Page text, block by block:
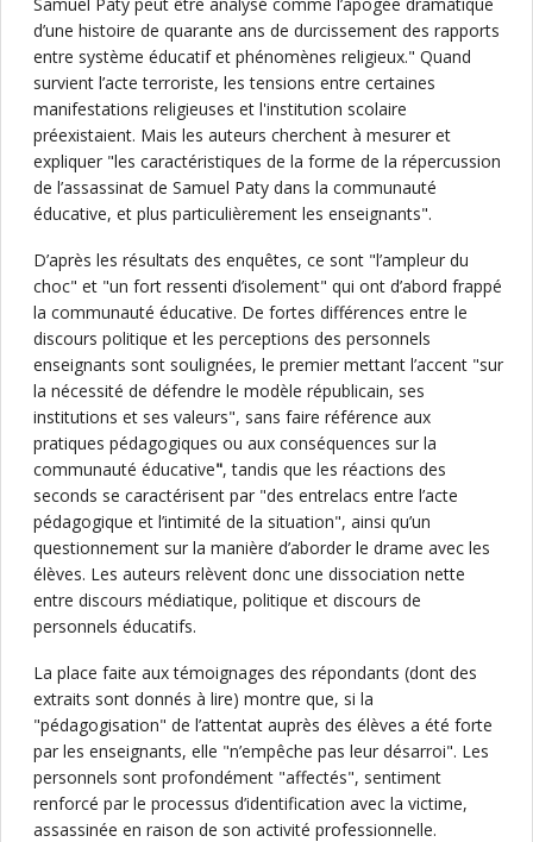
d’une histoire de quarante ans de durcissement des rapports
entre système éducatif et phénomènes religieux." Quand
survient l’acte terroriste, les tensions entre certaines
manifestations religieuses et l'institution scolaire
préexistaient. Mais les auteurs cherchent à mesurer et
expliquer "les caractéristiques de la forme de la répercussion
de l’assassinat de Samuel Paty dans la communauté
éducative, et plus particulièrement les enseignants".
D’après les résultats des enquêtes, ce sont "l’ampleur du
choc" et "un fort ressenti d’isolement" qui ont d’abord frappé
la communauté éducative. De fortes différences entre le
discours politique et les perceptions des personnels
enseignants sont soulignées, le premier mettant l’accent "sur
la nécessité de défendre le modèle républicain, ses
institutions et ses valeurs", sans faire référence aux
pratiques pédagogiques ou aux conséquences sur la
communauté éducative", tandis que les réactions des
seconds se caractérisent par "des entrelacs entre l’acte
pédagogique et l’intimité de la situation", ainsi qu’un
questionnement sur la manière d’aborder le drame avec les
élèves. Les auteurs relèvent donc une dissociation nette
entre discours médiatique, politique et discours de
personnels éducatifs.
La place faite aux témoignages des répondants (dont des
extraits sont donnés à lire) montre que, si la
"pédagogisation" de l’attentat auprès des élèves a été forte
par les enseignants, elle "n’empêche pas leur désarroi". Les
personnels sont profondément "affectés", sentiment
renforcé par le processus d’identification avec la victime,
assassinée en raison de son activité professionnelle.